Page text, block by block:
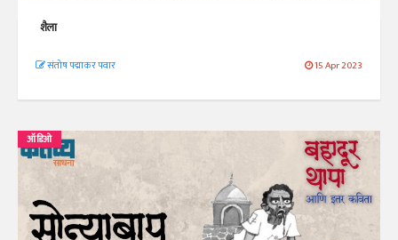
शैला
संतोष पद्माकर पवार 15 Apr 2023
ऑडिओ